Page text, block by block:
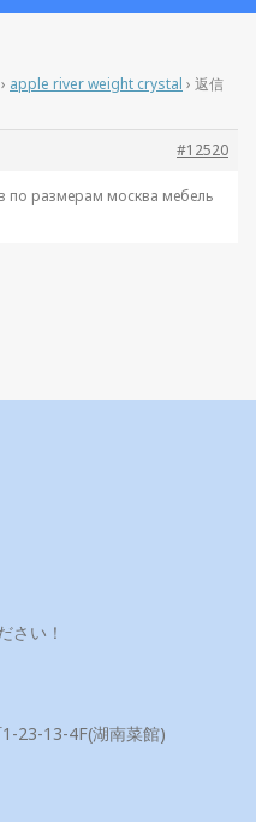
› apple river weight crystal › 返信
#12520
по размерам москва мебель
さい！
23-13-4F(湖南菜館)